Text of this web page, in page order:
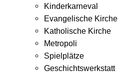
Kinderkarneval
Evangelische Kirche
Katholische Kirche
Metropoli
Spielplätze
Geschichtswerkstatt